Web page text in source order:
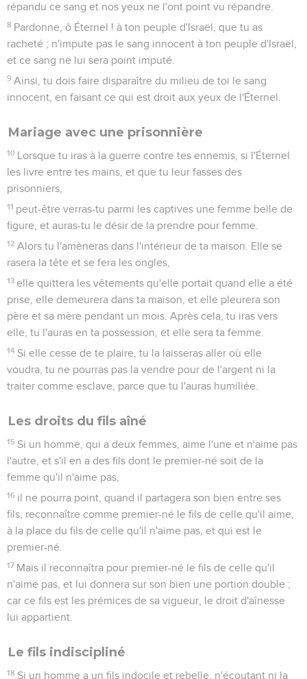
répandu ce sang et nos yeux ne l'ont point vu répandre.
8 Pardonne, ô Éternel ! à ton peuple d'Israël, que tu as
racheté ; n'impute pas le sang innocent à ton peuple d'Israël,
et ce sang ne lui sera point imputé.
9 Ainsi, tu dois faire disparaître du milieu de toi le sang
innocent, en faisant ce qui est droit aux yeux de l'Éternel.
Mariage avec une prisonnière
10 Lorsque tu iras à la guerre contre tes ennemis, si l'Éternel
les livre entre tes mains, et que tu leur fasses des
prisonniers,
11 peut-être verras-tu parmi les captives une femme belle de
figure, et auras-tu le désir de la prendre pour femme.
12 Alors tu l'amèneras dans l'intérieur de ta maison. Elle se
rasera la tête et se fera les ongles,
13 elle quittera les vêtements qu'elle portait quand elle a été
prise, elle demeurera dans ta maison, et elle pleurera son
père et sa mère pendant un mois. Après cela, tu iras vers
elle, tu l'auras en ta possession, et elle sera ta femme.
14 Si elle cesse de te plaire, tu la laisseras aller où elle
voudra, tu ne pourras pas la vendre pour de l'argent ni la
traiter comme esclave, parce que tu l'auras humiliée.
Les droits du fils aîné
15 Si un homme, qui a deux femmes, aime l'une et n'aime pas
l'autre, et s'il en a des fils dont le premier-né soit de la
femme qu'il n'aime pas,
16 il ne pourra point, quand il partagera son bien entre ses
fils, reconnaître comme premier-né le fils de celle qu'il aime,
à la place du fils de celle qu'il n'aime pas, et qui est le
premier-né.
17 Mais il reconnaîtra pour premier-né le fils de celle qu'il
n'aime pas, et lui donnera sur son bien une portion double ;
car ce fils est les prémices de sa vigueur, le droit d'aînesse
lui appartient.
Le fils indiscipliné
18 Si un homme a un fils indocile et rebelle, n'écoutant ni la